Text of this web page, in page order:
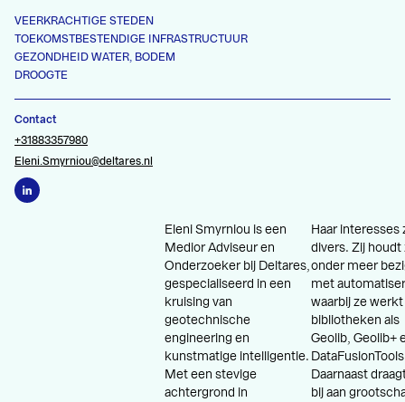
VEERKRACHTIGE STEDEN
TOEKOMSTBESTENDIGE INFRASTRUCTUUR
GEZONDHEID WATER, BODEM
DROOGTE
Contact
+31883357980
Eleni.Smyrniou@deltares.nl
Eleni Smyrniou is een
Medior Adviseur en
Onderzoeker bij Deltares,
gespecialiseerd in een
kruising van
geotechnische
engineering en
kunstmatige intelligentie.
Met een stevige
achtergrond in
Haar interesses
divers. Zij houdt
onder meer
met
waarbij ze
bibliotheken als
Geolib, Geolib+
Daarnaast
bij aan